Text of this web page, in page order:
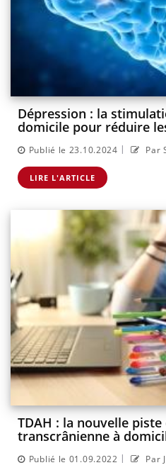
Dépression : la
domicile pour réduire
Publié le 23.10.2024 | Par
LIRE L'ARTICLE
TDAH : la nouvelle
transcrânienne à
Publié le 01.09.2022 | Par